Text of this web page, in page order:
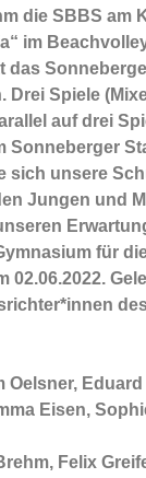
die SBBS am
im
das
Drei Spiele
auf drei
Sonneberger
sich unsere
Jungen und
für
02.06.2022.
Oelsner,
Eisen,
Felix